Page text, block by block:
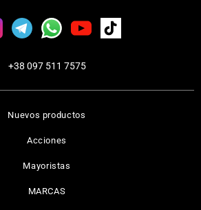
Nuevos productos
Acciones
Mayoristas
MARCAS
+38 097 511 7575